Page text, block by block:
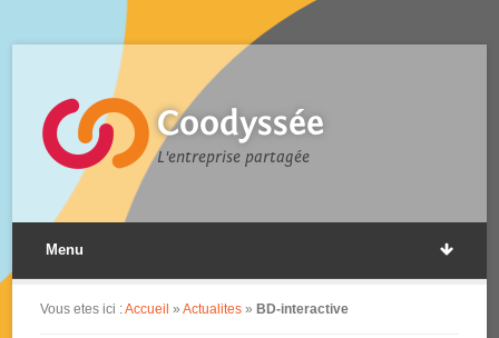
Coodyssée
L'entreprise partagée
Menu
Vous etes ici :Accueil »Actualites » BD-interactive